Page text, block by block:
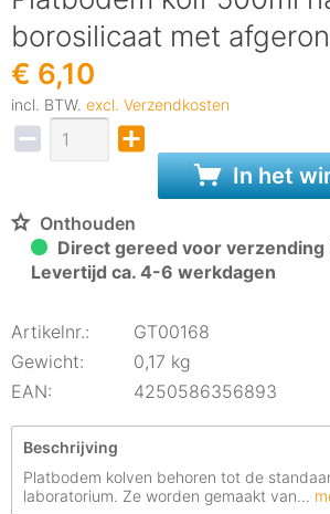
borosilicaat met
€ 6,10
incl. BTW. excl. Verzendkosten
In het
Onthouden
Direct gereed voor verzending
Levertijd ca. 4-6 werkdagen
Artikelnr.:
GT00168
Gewicht:
0,17 kg
EAN:
4250586356893
Beschrijving
Platbodem kolven behoren tot de
laboratorium. Ze worden gemaakt van...